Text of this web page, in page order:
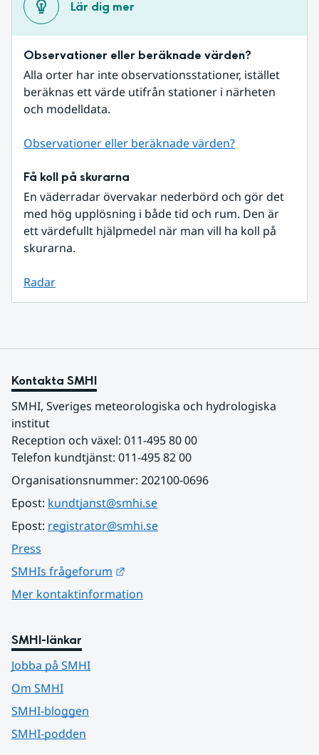
Lär dig mer
Observationer eller beräknade värden?
Alla orter har inte observationsstationer, istället
beräknas ett värde utifrån stationer i närheten
och modelldata.
Observationer eller beräknade värden?
Få koll på skurarna
En väderradar övervakar nederbörd och gör det
med hög upplösning i både tid och rum. Den är
ett värdefullt hjälpmedel när man vill ha koll på
skurarna.
Radar
Kontakta SMHI
SMHI, Sveriges meteorologiska och hydrologiska
institut
Reception och växel: 011-495 80 00
Telefon kundtjänst: 011-495 82 00
Organisationsnummer: 202100-0696
Epost: kundtjanst@smhi.se
Epost: registrator@smhi.se
Press
SMHIs frågeforum
Mer kontaktinformation
SMHI-länkar
Jobba på SMHI
Om SMHI
SMHI-bloggen
SMHI-podden